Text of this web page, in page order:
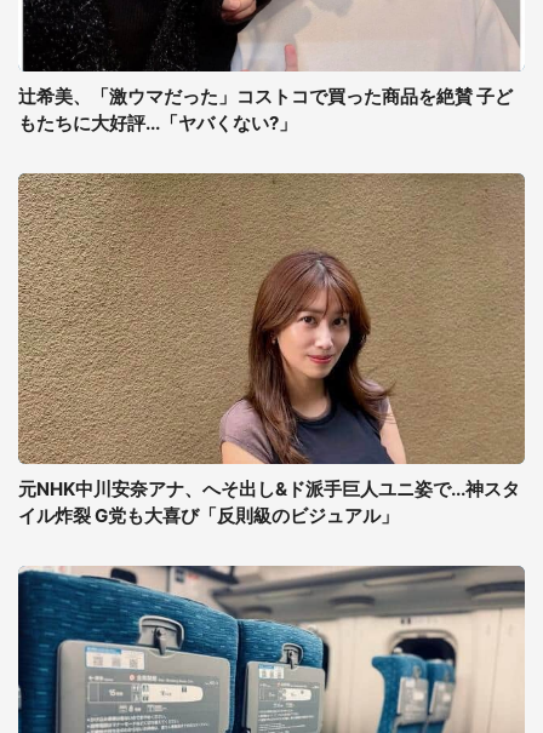
辻希美、「激ウマだった」コストコで買った商品を絶賛 子ど
もたちに大好評...「ヤバくない?」
元NHK中川安奈アナ、へそ出し&ド派手巨人ユニ姿で...神スタ
イル炸裂 G党も大喜び「反則級のビジュアル」